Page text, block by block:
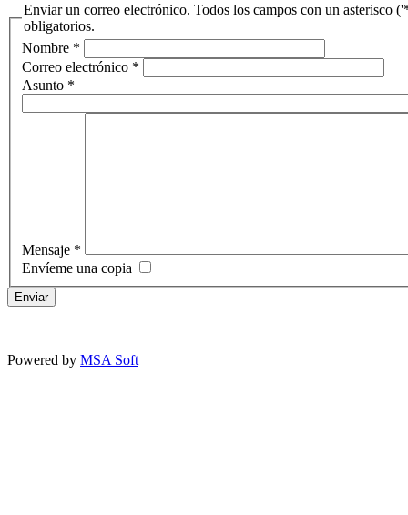
Enviar un correo electrónico. Todos los campos con un asterisco
obligatorios.
Nombre *
Correo electrónico *
Asunto *
Mensaje *
Envíeme una copia
Enviar
Powered by MSA Soft